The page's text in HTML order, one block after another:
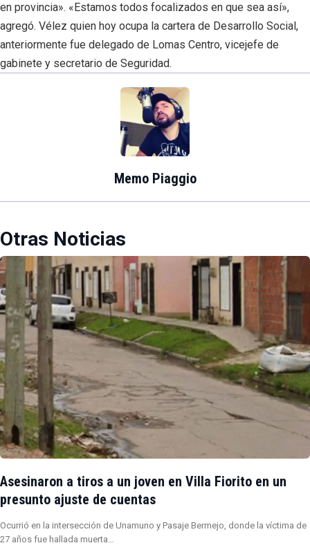
en provincia». «Estamos todos focalizados en que sea así»,
agregó. Vélez quien hoy ocupa la cartera de Desarrollo Social,
anteriormente fue delegado de Lomas Centro, vicejefe de
gabinete y secretario de Seguridad.
Memo Piaggio
Otras Noticias
Asesinaron a tiros a un joven en Villa Fiorito en un
presunto ajuste de cuentas
Ocurrió en la intersección de Unamuno y Pasaje Bermejo, donde la víctima de
27 años fue hallada muerta…